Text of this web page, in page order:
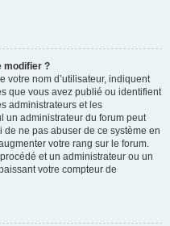
modifier ?
votre nom d’utilisateur, indiquent
que vous avez publié ou identifient
administrateurs et les
un administrateur du forum peut
ne pas abuser de ce système en
votre rang sur le forum.
et un administrateur ou un
votre compteur de